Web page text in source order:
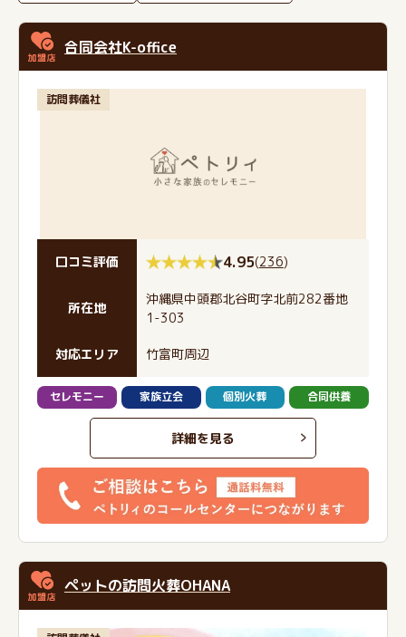
合同会社K-office
訪問葬儀社
口コミ評価 4.95(236)
所在地
沖縄県中頭郡北谷町字北前282番地
1-303
対応エリア 竹富町周辺
セレモニー 家族立会 個別火葬 合同供養
詳細を見る
ペットの訪問火葬OHANA